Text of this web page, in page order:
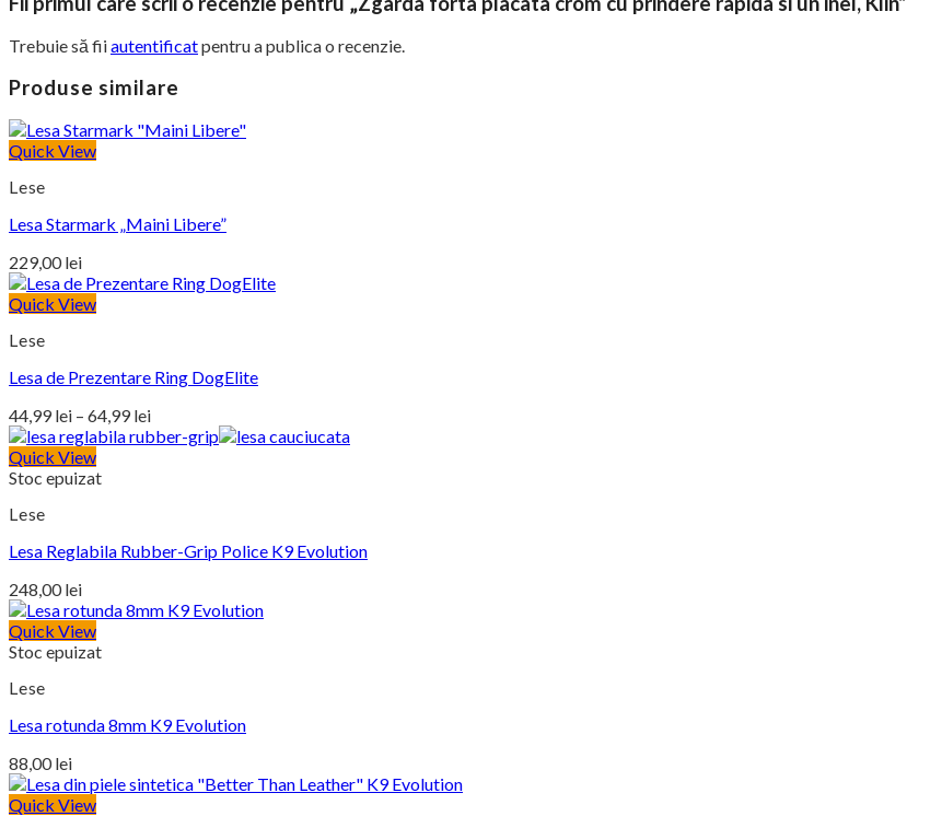
Trebuie să fiiautentificatpentru a publica o recenzie.
Produse similare
Quick View
Lese
Lesa Starmark „Maini Libere”
229,00lei
Quick View
Lese
Lesa de Prezentare Ring DogElite
44,99lei – 64,99leiInterval
de
64,99 lei
Quick View
Stoc epuizat
Lese
Lesa Reglabila Rubber-Grip Police K9 Evolution
248,00lei
Quick View
Stoc epuizat
Lese
Lesa rotunda 8mm K9 Evolution
88,00lei
Quick View